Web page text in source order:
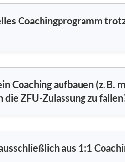
Coachingprogramm
Coaching aufbauen (z. B.
die ZFU-Zulassung zu
aus 1:1